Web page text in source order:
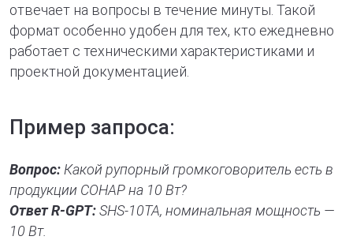
отвечает на вопросы в течение минуты. Такой
формат особенно удобен для тех, кто ежедневно
работает с техническими характеристиками и
проектной документацией.
Пример запроса:
Вопрос: Какой рупорный громкоговоритель есть в
продукции СОНАР на 10 Вт?
Ответ R-GPT:SHS-10TA, номинальная мощность —
10 Вт.